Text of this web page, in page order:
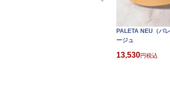
PALETA NEU（パ
ージュ
13,530 税込